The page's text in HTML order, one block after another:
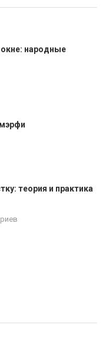
окне: народные
теория и практика